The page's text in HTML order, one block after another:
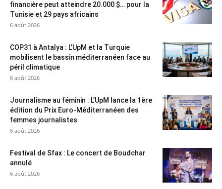
financière peut atteindre 20.000 $… pour la
Tunisie et 29 pays africains
6 août 2026
COP31 à Antalya : L’UpM et la Turquie
mobilisent le bassin méditerranéen face au
péril climatique
6 août 2026
Journalisme au féminin : L’UpM lance la 1ère
édition du Prix Euro-Méditerranéen des
femmes journalistes
6 août 2026
Festival de Sfax : Le concert de Boudchar
annulé
6 août 2026